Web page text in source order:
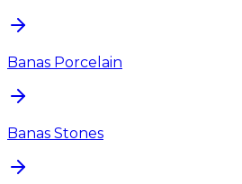
Banas Porcelain
Banas Stones